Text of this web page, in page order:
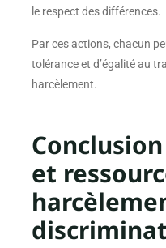
le respect des différences.
Par ces actions, chacun
tolérance et d’égalité au
harcèlement.
et